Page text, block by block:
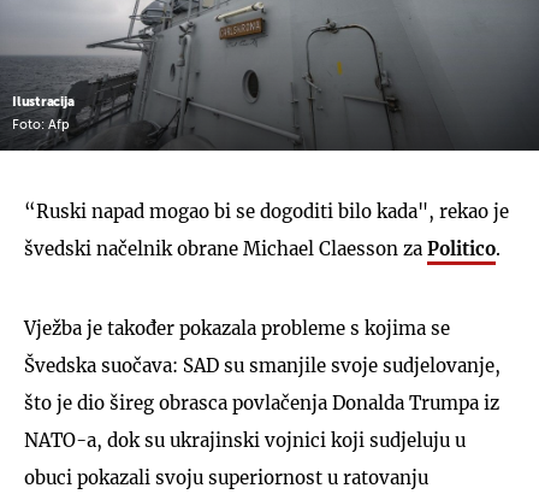
Ilustracija
Foto: Afp
“Ruski napad mogao bi se dogoditi bilo kada", rekao je
švedski načelnik obrane Michael Claesson za Politico.
Vježba je također pokazala probleme s kojima se
Švedska suočava: SAD su smanjile svoje sudjelovanje,
što je dio šireg obrasca povlačenja Donalda Trumpa iz
NATO-a, dok su ukrajinski vojnici koji sudjeluju u
obuci pokazali svoju superiornost u ratovanju